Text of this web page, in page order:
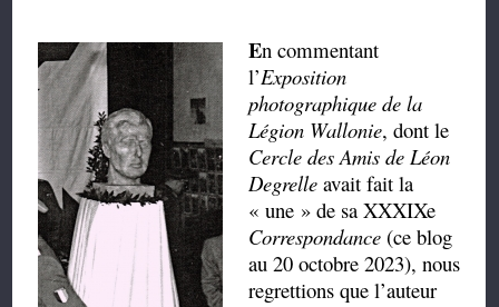
En commentant
l’Exposition
photographique de la
Légion Wallonie, dont le
Cercle des Amis de Léon
Degrelleavait fait la
« une » de sa XXXIXe
Correspondance(ce blog
au 20 octobre 2023), nous
regrettions que l’auteur